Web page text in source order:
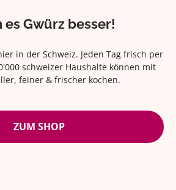
es Gwürz besser!
in der Schweiz. Jeden Tag frisch per
schweizer Haushalte können mit
feiner & frischer kochen.
ZUM SHOP